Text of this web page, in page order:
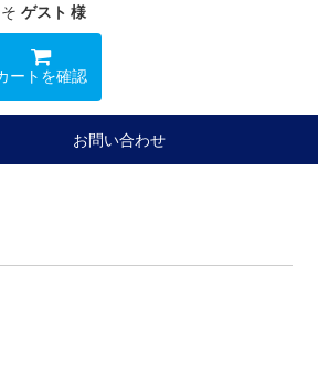
ゲスト 様
ートを確認
お問い合わせ